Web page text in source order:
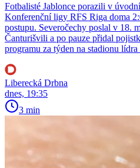
Fotbalisté Jablonce porazili v
Konferenční ligy RFS Riga doma
postupu. Severočechy poslal v 18.
Čanturišvili a po pauze přidal
programu za týden na stadionu
Liberecká Drbna
dnes, 19:35
3 min